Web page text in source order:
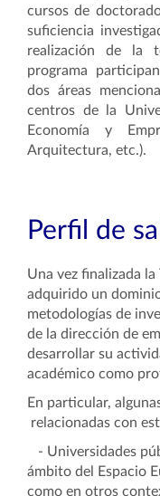
cursos de
suficiencia
realización de la
programa
dos áreas
centros de la
Economía y
Arquitectura, etc.).
Perfil de
Una vez finalizada
adquirido un
metodologías de
de la dirección de
desarrollar su
académico como
En particular,
relacionadas con
- Universidades
ámbito del Espacio
como en otros